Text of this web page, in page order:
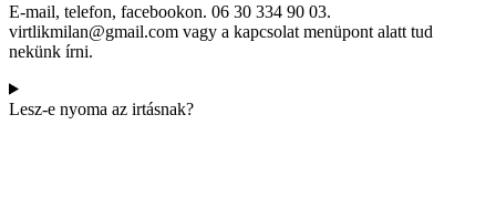
E-mail, telefon, facebookon. 06 30 334 90 03.
virtlikmilan@gmail.com vagy a kapcsolat menüpont alatt tud
nekünk írni.
Lesz-e nyoma az irtásnak?